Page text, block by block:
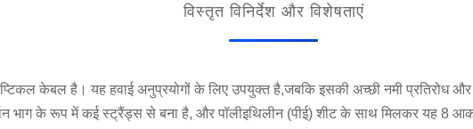
विस्तृत विनिर्देश और विशेषताएं
केबल है। यह हवाई अनुप्रयोगों के लिए उपयुक्त है,जबकि इसकी अच्छी नमी प्रतिरोध और
भाग के रूप में कई स्ट्रैंड्स से बना है, और पॉलीइथिलीन (पीई) शीट के साथ मिलकर यह 8